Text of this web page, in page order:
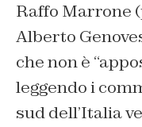
Raffo Marrone
Alberto
che non è
leggendo i
sud dell’Italia